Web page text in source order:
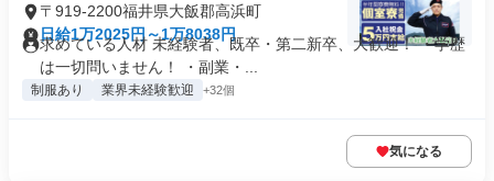
〒919-2200福井県大飯郡高浜町
日給1万2025円～1万8038円
求めている人材 未経験者、既卒・第二新卒、大歓迎！ ・学歴
は一切問いません！ ・副業・...
制服あり 業界未経験歓迎 +32個
気になる